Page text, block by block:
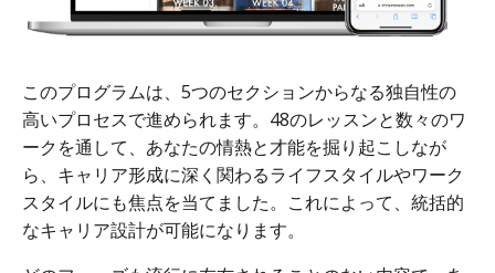
このプログラムは、5つのセクションからなる独自性の
高いプロセスで進められます。48のレッスンと数々のワ
ークを通して、あなたの情熱と才能を掘り起こしなが
ら、キャリア形成に深く関わるライフスタイルやワーク
スタイルにも焦点を当てました。これによって、統括的
なキャリア設計が可能になります。